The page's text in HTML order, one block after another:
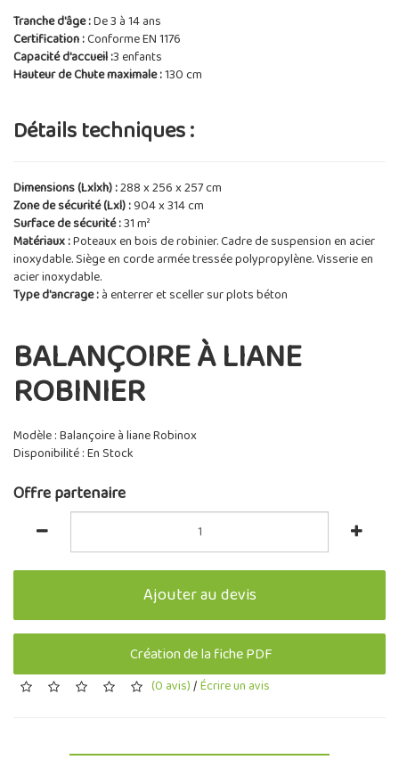
Tranche d'âge :De 3 à 14 ans
Certification :Conforme EN 1176
Capacité d'accueil :3 enfants
Hauteur de Chute maximale :130 cm
Détails techniques :
Dimensions (Lxlxh) :288 x 256 x 257 cm
Zone de sécurité (Lxl) :904 x 314 cm
Surface de sécurité :31 m²
Matériaux :Poteaux en bois de robinier. Cadre de suspension en acier
inoxydable. Siège en corde armée tressée polypropylène. Visserie en
acier inoxydable.
Type d'ancrage :à enterrer et sceller sur plots béton
BALANÇOIRE À LIANE
ROBINIER
Modèle : Balançoire à liane Robinox
Disponibilité : En Stock
Offre partenaire
Ajouter au devis
Création de la fiche PDF
(0 avis)/Écrire un avis